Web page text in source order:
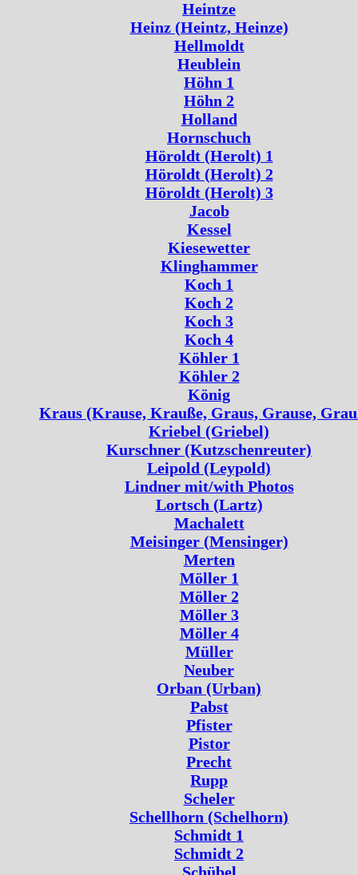
Heintze
Heinz (Heintz, Heinze)
Hellmoldt
Heublein
Höhn 1
Höhn 2
Holland
Hornschuch
Höroldt (Herolt) 1
Höroldt (Herolt) 2
Höroldt (Herolt) 3
Jacob
Kessel
Kiesewetter
Klinghammer
Koch 1
Koch 2
Koch 3
Koch 4
Köhler 1
Köhler 2
König
Kraus (Krause, Krauße, Graus, Grause,
Kriebel (Griebel)
Kurschner (Kutzschenreuter)
Leipold (Leypold)
Lindner mit/with Photos
Lortsch (Lartz)
Machalett
Meisinger (Mensinger)
Merten
Möller 1
Möller 2
Möller 3
Möller 4
Müller
Neuber
Orban (Urban)
Pabst
Pfister
Pistor
Precht
Rupp
Scheler
Schellhorn (Schelhorn)
Schmidt 1
Schmidt 2
Schübel